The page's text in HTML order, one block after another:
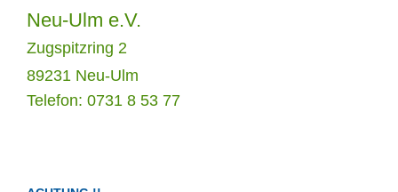
Neu-Ulm e.V.
Zugspitzring 2
89231 Neu-Ulm
Telefon: 0731 8 53 77